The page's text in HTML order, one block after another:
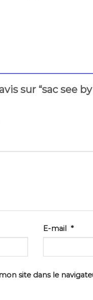
sur “sac see
E-mail*
site dans le